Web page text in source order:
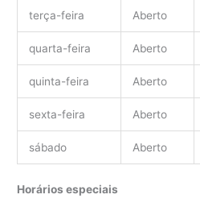
terça-feira Aberto
quarta-feira Aberto
quinta-feira Aberto
sexta-feira Aberto
sábado Aberto
Horários especiais